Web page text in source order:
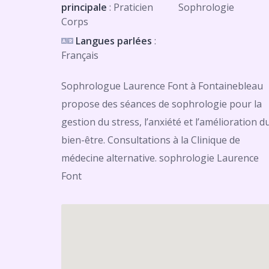
principale : Praticien
Corps
Sophrologie
Langues parlées :
Français
Sophrologue Laurence Font à Fontainebleau
propose des séances de sophrologie pour la
gestion du stress, l’anxiété et l’amélioration
bien-être. Consultations à la Clinique de
médecine alternative. sophrologie Laurence
Font